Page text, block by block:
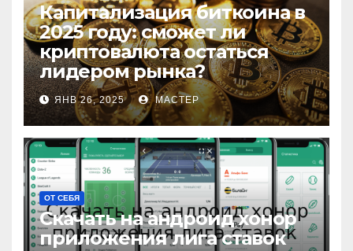
Капитализация биткоина в
2025 году: сможет ли
криптовалюта остаться
лидером рынка?
ЯНВ 26, 2025 МАСТЕР
ОТ СЕБЯ
Скачать на андроид хонор
приложения лига ставок